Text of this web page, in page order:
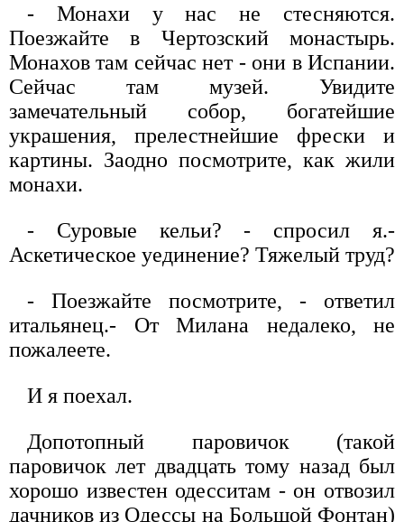
- Монахи у нас не стесняются.
Поезжайте в Чертозский монастырь.
Монахов там сейчас нет - они в Испании.
Сейчас там музей. Увидите
замечательный собор, богатейшие
украшения, прелестнейшие фрески и
картины. Заодно посмотрите, как жили
монахи.
- Суровые кельи? - спросил я.-
Аскетическое уединение? Тяжелый труд?
- Поезжайте посмотрите, - ответил
итальянец.- От Милана недалеко, не
пожалеете.
И я поехал.
Допотопный паровичок (такой
паровичок лет двадцать тому назад был
хорошо известен одесситам - он отвозил
дачников из Одессы на Большой Фонтан)